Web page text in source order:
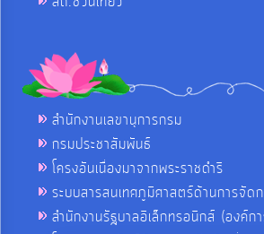
สำนักงานเลขานุการกรม
กรมประชาสัมพันธ์
โครงอันเนื่องมาจากพระราชดำริ
ระบบสารสนเทศภูมิศาสตร์ด้านการจัดก
สำนักงานรัฐบาลอิเล็กทรอนิกส์ (องค์ก